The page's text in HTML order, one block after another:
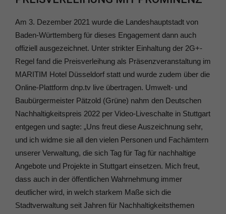
Am 3. Dezember 2021 wurde die Landeshauptstadt von
Baden-Württemberg für dieses Engagement dann auch
offiziell ausgezeichnet. Unter strikter Einhaltung der 2G+-
Regel fand die Preisverleihung als Präsenzveranstaltung im
MARITIM Hotel Düsseldorf statt und wurde zudem über die
Online-Plattform dnp.tv live übertragen. Umwelt- und
Baubürgermeister Pätzold (Grüne) nahm den Deutschen
Nachhaltigkeitspreis 2022 per Video-Liveschalte in Stuttgart
entgegen und sagte: „Uns freut diese Auszeichnung sehr,
und ich widme sie all den vielen Personen und Fachämtern
unserer Verwaltung, die sich Tag für Tag für nachhaltige
Angebote und Projekte in Stuttgart einsetzen. Mich freut,
dass auch in der öffentlichen Wahrnehmung immer
deutlicher wird, in welch starkem Maße sich die
Stadtverwaltung seit Jahren für Nachhaltigkeitsthemen